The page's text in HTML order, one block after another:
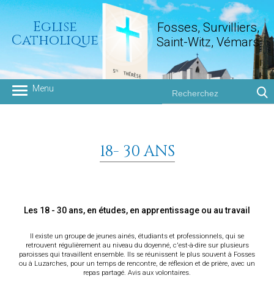
Eglise
Catholique
Fosses, Survilliers,
Saint-Witz, Vémars
18- 30 ANS
Les 18 - 30 ans, en études, en apprentissage ou au travail
Il existe un groupe de jeunes ainés, étudiants et professionnels, qui se
retrouvent régulièrement au niveau du doyenné, c'est-à-dire sur plusieurs
paroisses qui travaillent ensemble. Ils se réunissent le plus souvent à Fosses
ou à Luzarches, pour un temps de rencontre, de réflexion et de prière, avec un
repas partagé. Avis aux volontaires.